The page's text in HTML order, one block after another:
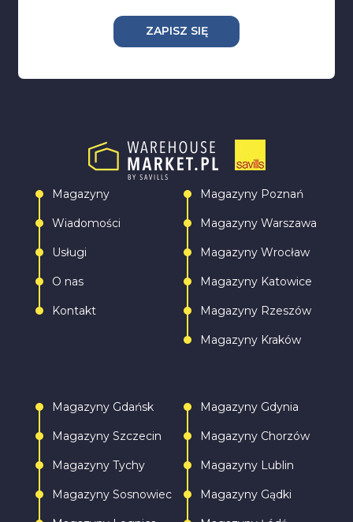
ZAPISZ SIĘ
Magazyny
Wiadomości
Usługi
O nas
Kontakt
Magazyny Poznań
Magazyny Warszawa
Magazyny Wrocław
Magazyny Katowice
Magazyny Rzeszów
Magazyny Kraków
Magazyny Gdańsk
Magazyny Szczecin
Magazyny Tychy
Magazyny Sosnowiec
Magazyny Gdynia
Magazyny Chorzów
Magazyny Lublin
Magazyny Gądki